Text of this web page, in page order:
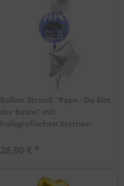
Ballon Strauß "Papa - Du bist
der Beste" mit
holografischen Sternen
26,90 € *